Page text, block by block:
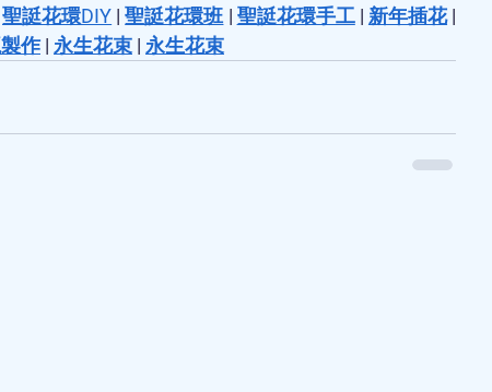
聖誔花環DIY | 聖誔花環班 | 聖誔花環手工 | 新年插花
作 | 永生花束 | 永生花束